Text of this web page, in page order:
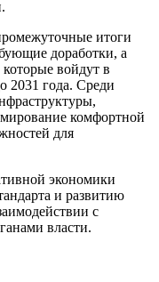
итоги
доработки, а
войдут в
2031 года. Среди
комфортной
для
экономики
и развитию
с
власти.